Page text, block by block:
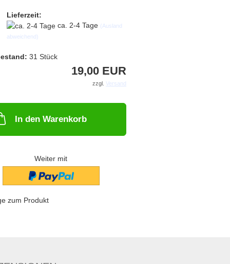
Lieferzeit:
ca. 2-4 Tage (Ausland
abweichend)
31 Stück
19,00 EUR
zzgl. Versand
In den Warenkorb
Weiter mit
zum Produkt